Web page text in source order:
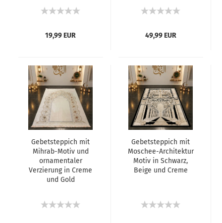
19,99 EUR 49,99 EUR
Gebetsteppich mit
Mihrab-Motiv und
ornamentaler
Verzierung in Creme
und Gold
Gebetsteppich mit
Moschee-Architektur
Motiv in Schwarz,
Beige und Creme